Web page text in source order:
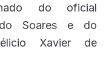
do oficial
Soares e do
Xavier de